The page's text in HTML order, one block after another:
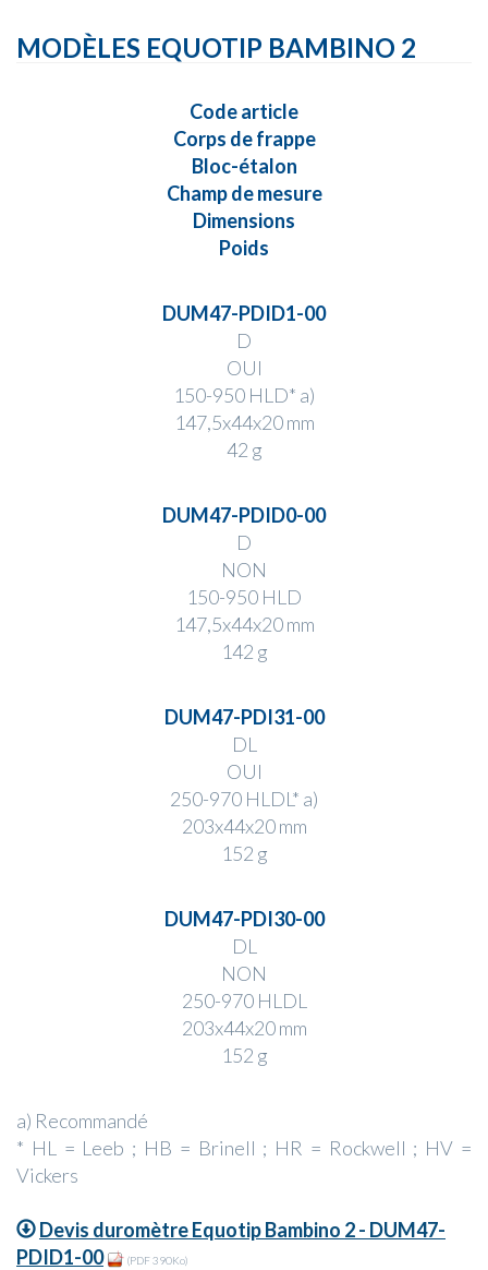
MODÈLES EQUOTIP BAMBINO 2
Code article
Corps de frappe
Bloc-étalon
Champ de mesure
Dimensions
Poids
DUM47-PDID1-00
D
OUI
150-950 HLD* a)
147,5x44x20 mm
42 g
DUM47-PDID0-00
D
NON
150-950 HLD
147,5x44x20 mm
142 g
DUM47-PDI31-00
DL
OUI
250-970 HLDL* a)
203x44x20 mm
152 g
DUM47-PDI30-00
DL
NON
250-970 HLDL
203x44x20 mm
152 g
a) Recommandé
* HL = Leeb ; HB = Brinell ; HR = Rockwell ; HV =
Vickers
Devis duromètre Equotip Bambino 2 - DUM47-
PDID1-00
(PDF 390Ko)